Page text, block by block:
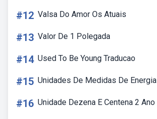
#12 Valsa Do Amor Os Atuais
#13 Valor De 1 Polegada
#14 Used To Be Young Traducao
#15 Unidades De Medidas De Energia
#16 Unidade Dezena E Centena 2 Ano